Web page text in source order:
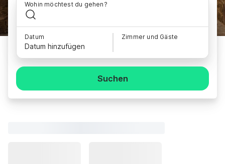
Wohin möchtest du gehen?
Datum
Datum hinzufügen
Zimmer und Gäste
Suchen